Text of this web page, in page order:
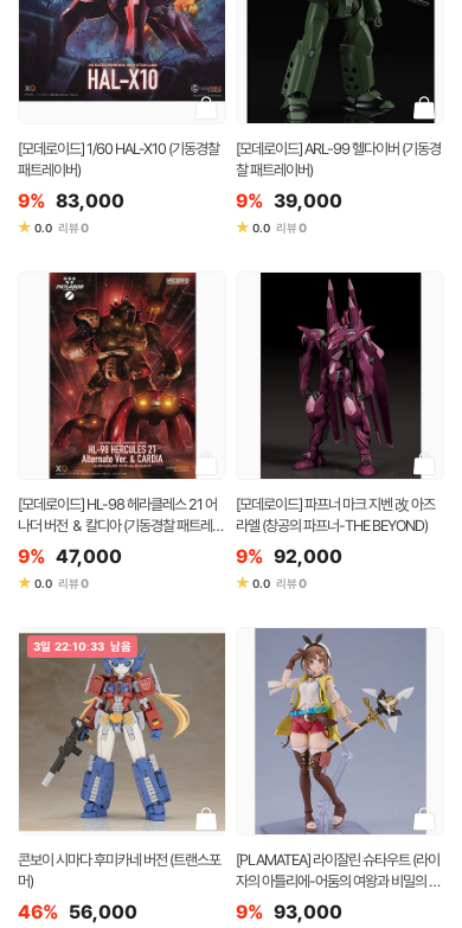
[모데로이드] 1/60 HAL-X10 (기동경찰
패트레이버)
9% 83,000
★ 0.0 리뷰0
[모데로이드] ARL-99 헬다이버 (기동경
찰 패트레이버)
9% 39,000
★ 0.0 리뷰0
[모데로이드] HL-98 헤라클레스 21 어
나더 버전 ＆ 칼디아 (기동경찰 패트레이
버)
9% 47,000
★ 0.0 리뷰0
[모데로이드] 파프너 마크 지벤 改 아즈
라엘 (창공의 파프너-THE BEYOND)
9% 92,000
★ 0.0 리뷰0
3일 22:10:33 남음
콘보이 시마다 후미카네 버전 (트랜스포
머)
46% 56,000
[PLAMATEA] 라이잘린 슈타우트 (라이
자의 아틀리에-어둠의 여왕과 비밀의 은
신처)
9% 93,000